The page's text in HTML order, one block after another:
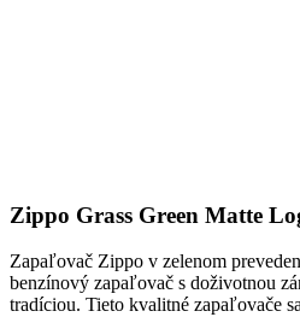
Zippo Grass Green Matte
Zapaľovač Zippo v zelenom
benzínový zapaľovač s doživotnou
tradíciou. Tieto kvalitné zapaľovače